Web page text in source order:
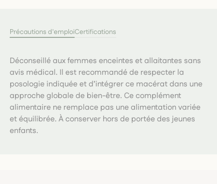
Précautions d'emploiCertifications
Déconseillé aux femmes enceintes et allaitantes sans
avis médical. Il est recommandé de respecter la
posologie indiquée et d’intégrer ce macérat dans une
approche globale de bien-être. Ce complément
alimentaire ne remplace pas une alimentation variée
et équilibrée. À conserver hors de portée des jeunes
enfants.